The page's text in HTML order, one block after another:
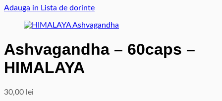
Adauga in Lista de dorinte
Ashvagandha – 60caps –
HIMALAYA
30,00 lei